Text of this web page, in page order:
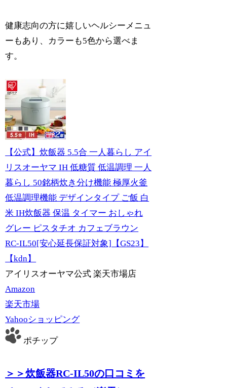
健康志向の方に嬉しいヘルシーメニュ
ーもあり、カラーも5色から選べま
す。
【公式】炊飯器 5.5合 一人暮らし アイ
リスオーヤマ IH 低糖質 低温調理 一人
暮らし 50銘柄炊き分け機能 極厚火釜
低温調理機能 デザインタイプ ご飯 白
米 IH炊飯器 保温 タイマー おしゃれ
グレー ピスタチオ カフェブラウン
RC-IL50[安心延長保証対象]【GS23】
【kdn】
アイリスオーヤマ公式 楽天市場店
Amazon
楽天市場
Yahooショッピング
ポチップ
＞＞炊飯器RC-IL50の口コミを